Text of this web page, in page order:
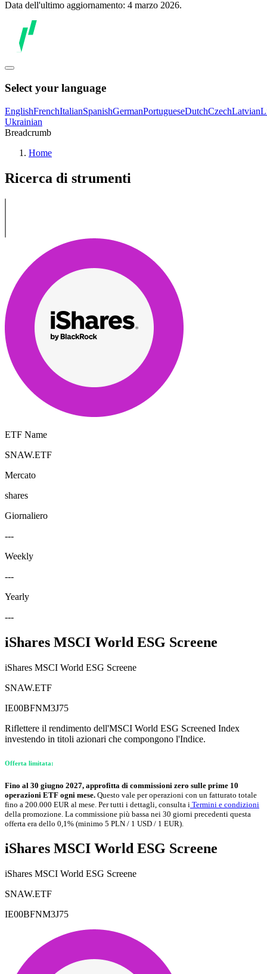
Data dell'ultimo aggiornamento: 4 marzo 2026.
Select your language
EnglishFrenchItalianSpanishGermanPortugueseDutchCzechLatvian
Ukrainian
Breadcrumb
Home
Ricerca di strumenti
ETF Name
SNAW.ETF
Mercato
shares
Giornaliero
---
Weekly
---
Yearly
---
iShares MSCI World ESG Screene
iShares MSCI World ESG Screene
SNAW.ETF
IE00BFNM3J75
Riflettere il rendimento dell'MSCI World ESG Screened Index
investendo in titoli azionari che compongono l'Indice.
Offerta limitata:
Fino al 30 giugno 2027, approfitta di commissioni zero sulle prime 10
operazioni ETF ogni mese. Questo vale per operazioni con un fatturato totale
fino a 200.000 EUR al mese. Per tutti i dettagli, consulta i Termini e condizioni
della promozione. La commissione più bassa nei 30 giorni precedenti questa
offerta era dello 0,1% (minimo 5 PLN / 1 USD / 1 EUR).
iShares MSCI World ESG Screene
iShares MSCI World ESG Screene
SNAW.ETF
IE00BFNM3J75